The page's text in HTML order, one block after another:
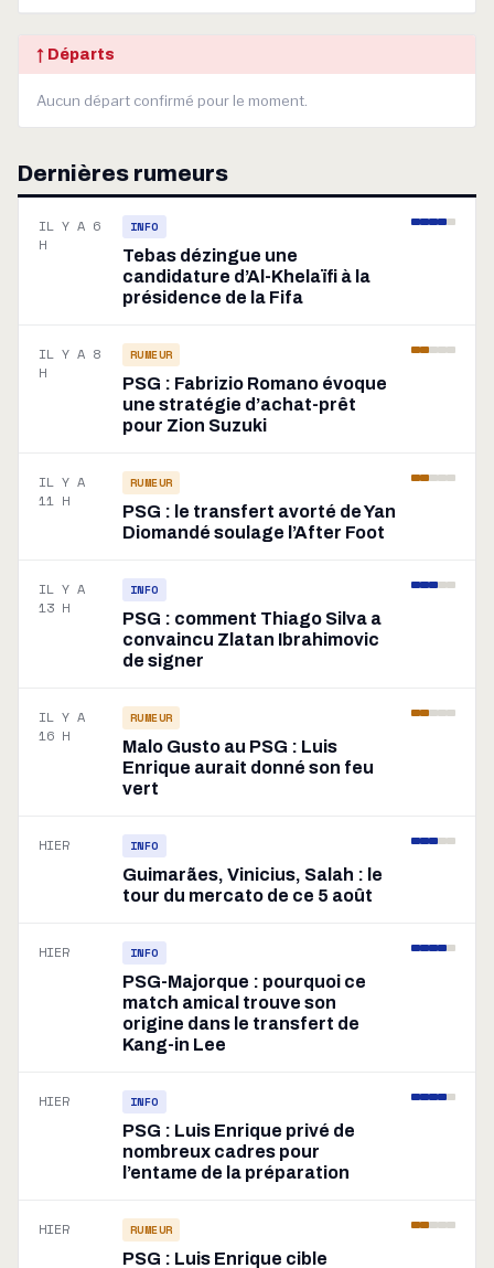
↑ Départs
Aucun départ confirmé pour le moment.
Dernières rumeurs
IL Y A 6
H
INFO
Tebas dézingue une
candidature d’Al-Khelaïfi à la
présidence de la Fifa
IL Y A 8
H
RUMEUR
PSG : Fabrizio Romano évoque
une stratégie d’achat-prêt
pour Zion Suzuki
IL Y A
11 H
RUMEUR
PSG : le transfert avorté de Yan
Diomandé soulage l’After Foot
IL Y A
13 H
INFO
PSG : comment Thiago Silva a
convaincu Zlatan Ibrahimovic
de signer
IL Y A
16 H
RUMEUR
Malo Gusto au PSG : Luis
Enrique aurait donné son feu
vert
HIER INFO
Guimarães, Vinicius, Salah : le
tour du mercato de ce 5 août
HIER INFO
PSG-Majorque : pourquoi ce
match amical trouve son
origine dans le transfert de
Kang-in Lee
HIER INFO
PSG : Luis Enrique privé de
nombreux cadres pour
l’entame de la préparation
HIER RUMEUR
PSG : Luis Enrique cible